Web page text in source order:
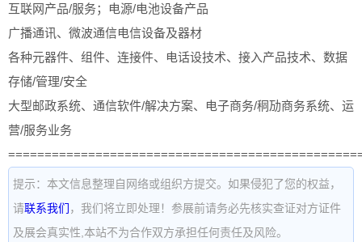
互联网产品/服务；电源/电池设备产品
广播通讯、微波通信电信设备及器材
各种元器件、组件、连接件、电话设技术、接入产品技术、数据
存储/管理/安全
大型邮政系统、通信软件/解决方案、电子商务/秱劢商务系统、运
营/服务业务
提示：本文信息整理自网络或组织方提交。如果侵犯了您的权益，
请联系我们 ，我们将立即处理！参展前请务必先核实查证对方证件
及展会真实性,本站不为合作双方承担任何责任及风险。